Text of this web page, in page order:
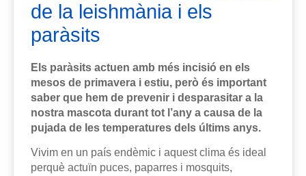
de la leishmània i els
paràsits
Els paràsits actuen amb més incisió en els
mesos de primavera i estiu, però és important
saber que hem de prevenir i desparasitar a la
nostra mascota durant tot l’any a causa de la
pujada de les temperatures dels últims anys.
Vivim en un país endèmic i aquest clima és ideal
perquè actuïn puces, paparres i mosquits,